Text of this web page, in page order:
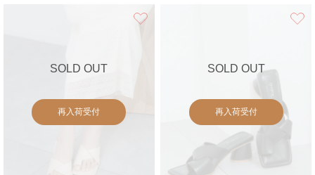
SOLD OUT
再入荷受付
SOLD OUT
再入荷受付